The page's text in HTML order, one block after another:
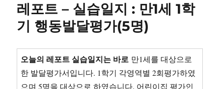
레포트 – 실습일지 : 만1세 1학
기 행동발달평가(5명)
오늘의 레포트 실습일지는 바로 만1세를 대상으로
한 발달평가서입니다. 1학기 각영역별 2회평가하였
으며 5명을 대상으로 하였습니다. 어린이집 평가인